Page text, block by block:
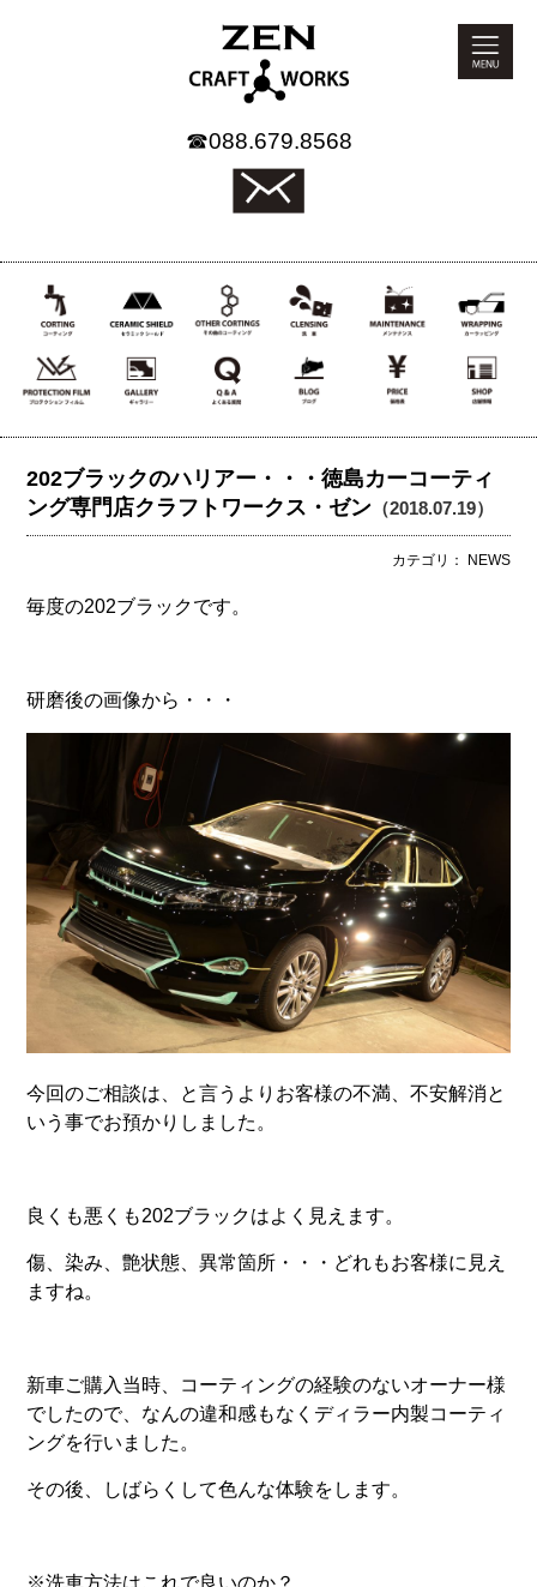
☎088.679.8568
202ブラックのハリアー・・・徳島カーコーティ
ング専門店クラフトワークス・ゼン （2018.07.19）
カテゴリ： NEWS
毎度の202ブラックです。
研磨後の画像から・・・
今回のご相談は、と言うよりお客様の不満、不安解消と
いう事でお預かりしました。
良くも悪くも202ブラックはよく見えます。
傷、染み、艶状態、異常箇所・・・どれもお客様に見え
ますね。
新車ご購入当時、コーティングの経験のないオーナー様
でしたので、なんの違和感もなくディラー内製コーティ
ングを行いました。
その後、しばらくして色んな体験をします。